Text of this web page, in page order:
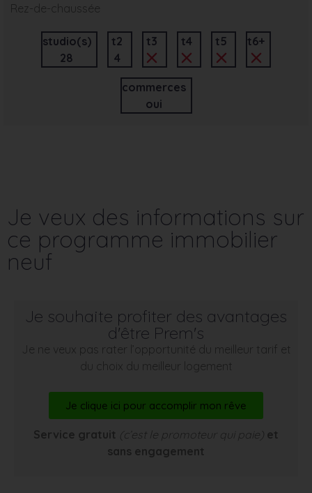
Rez-de-chaussée
studio(s)
28
t2
4
t3 t4 t5 t6+
commerces
oui
Je veux des informations sur
ce programme immobilier
neuf
Je souhaite profiter des avantages
d'être Prem's
Je ne veux pas rater l’opportunité du meilleur tarif et
du choix du meilleur logement
Je clique ici pour accomplir mon rêve
Service gratuit (c’est le promoteur qui paie) et
sans engagement